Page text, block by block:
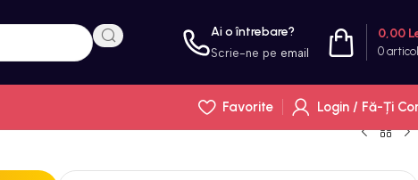
Ai o întrebare?
Scrie-ne pe email 0
0,00
Favorite
Login / Fă-Ți